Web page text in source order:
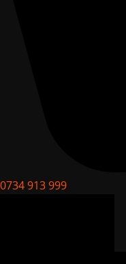
0734 913 999